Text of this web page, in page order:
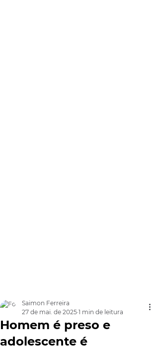
Homem é preso e
adolescente é
Saimon Ferreira
27 de mai. de 2025 1 min de leitura